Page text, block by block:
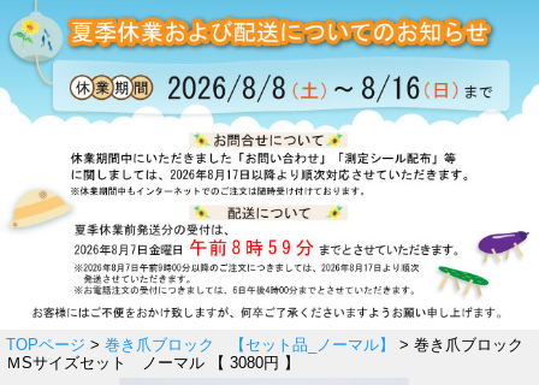
TOPページ > 巻き爪ブロック 【セット品_ノーマル】
> 巻き爪ブロック
ＭSサイズセット ノーマル 【 3080円 】